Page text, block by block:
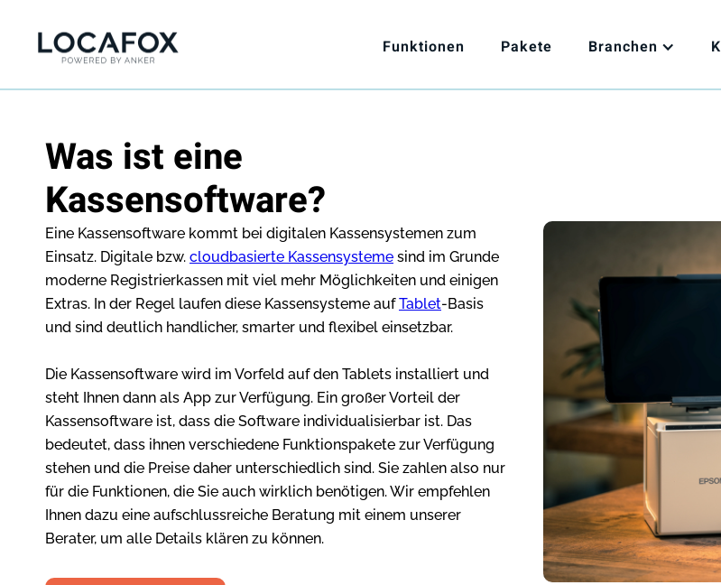
Funktionen Pakete Branchen
Was ist eine
Kassensoftware?
Eine Kassensoftware kommt bei digitalen Kassensystemen zum
Einsatz. Digitale bzw. cloudbasierte Kassensysteme sind im Grunde
moderne Registrierkassen mit viel mehr Möglichkeiten und einigen
Extras. In der Regel laufen diese Kassensysteme aufTablet-Basis
und sind deutlich handlicher, smarter und flexibel einsetzbar.
Die Kassensoftware wird im Vorfeld auf den Tablets installiert und
steht Ihnen dann als App zur Verfügung. Ein großer Vorteil der
Kassensoftware ist, dass die Software individualisierbar ist. Das
bedeutet, dass ihnen verschiedene Funktionspakete zur Verfügung
stehen und die Preise daher unterschiedlich sind. Sie zahlen also nur
für die Funktionen, die Sie auch wirklich benötigen. Wir empfehlen
Ihnen dazu eine aufschlussreiche Beratung mit einem unserer
Berater, um alle Details klären zu können.